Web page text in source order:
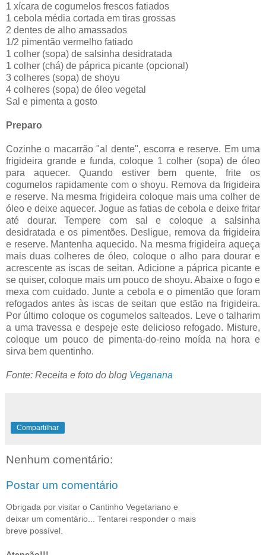
1 xícara de cogumelos frescos fatiados
1 cebola média cortada em tiras grossas
2 dentes de alho amassados
1/2 pimentão vermelho fatiado
1 colher (sopa) de salsinha desidratada
1 colher (chá) de páprica picante (opcional)
3 colheres (sopa) de shoyu
4 colheres (sopa) de óleo vegetal
Sal e pimenta a gosto
Preparo
Cozinhe o macarrão "al dente", escorra e reserve. Em uma
frigideira grande e funda, coloque 1 colher (sopa) de óleo
para aquecer. Quando estiver bem quente, frite os
cogumelos rapidamente com o shoyu. Remova da frigideira
e reserve. Na mesma frigideira coloque mais uma colher de
óleo e deixe aquecer. Jogue as fatias de cebola e deixe fritar
até dourar. Tempere com sal e coloque a salsinha
desidratada e os pimentões. Desligue, remova da frigideira
e reserve. Mantenha aquecido. Na mesma frigideira aqueça
mais duas colheres de óleo, coloque o alho para dourar e
acrescente as iscas de seitan. Adicione a páprica picante e
se quiser, coloque mais um pouco de shoyu. Abaixe o fogo e
mexa com cuidado. Junte a cebola e o pimentão que foram
refogados antes às iscas de seitan que estão na frigideira.
Por último coloque os cogumelos salteados. Leve o talharim
a uma travessa e despeje este delicioso refogado. Misture,
coloque um pouco de pimenta-do-reino moída na hora e
sirva bem quentinho.
Fonte: Receita e foto do blog Veganana
Compartilhar
Nenhum comentário:
Postar um comentário
Obrigada por visitar o Cantinho Vegetariano e
deixar um comentário... Tentarei responder o mais
breve possível.